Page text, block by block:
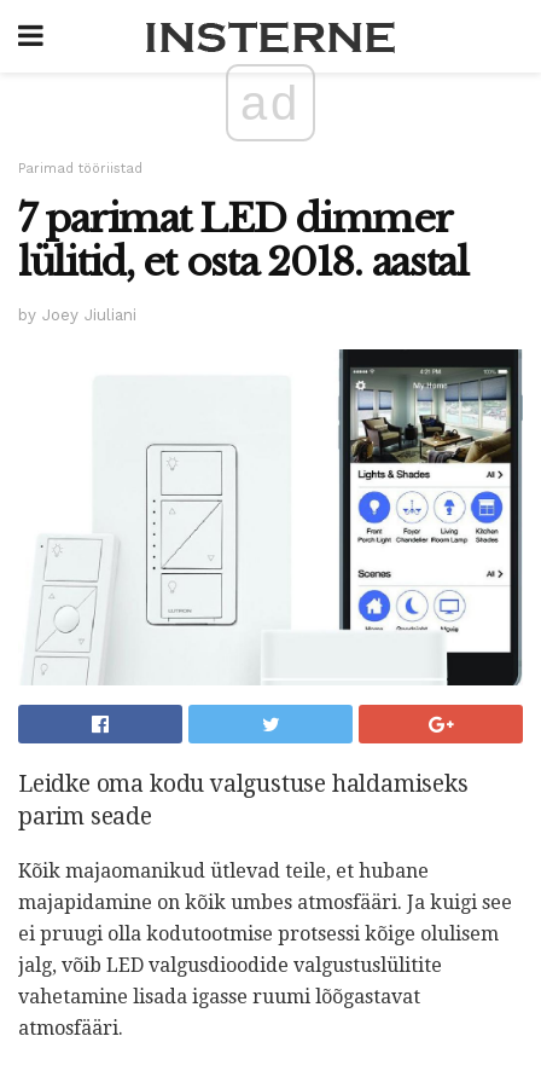
ad
Parimad tööriistad
7 parimat LED dimmer
lülitid, et osta 2018. aastal
by Joey Jiuliani
Leidke oma kodu valgustuse haldamiseks
parim seade
Kõik majaomanikud ütlevad teile, et hubane
majapidamine on kõik umbes atmosfääri. Ja kuigi see
ei pruugi olla kodutootmise protsessi kõige olulisem
jalg, võib LED valgusdioodide valgustuslülitite
vahetamine lisada igasse ruumi lõõgastavat
atmosfääri.